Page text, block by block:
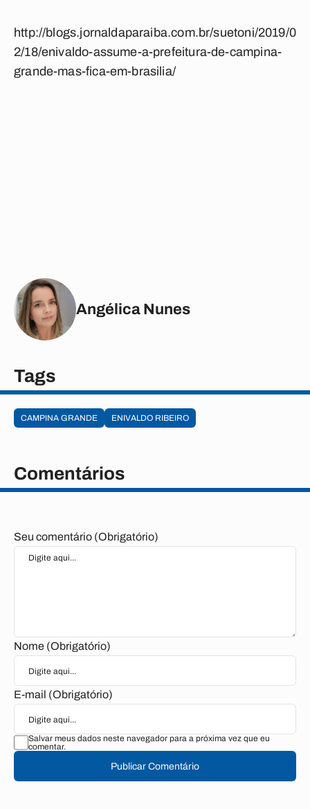
http://blogs.jornaldaparaiba.com.br/suetoni/2019/0
2/18/enivaldo-assume-a-prefeitura-de-campina-
grande-mas-fica-em-brasilia/
Angélica Nunes
Tags
CAMPINA GRANDE ENIVALDO RIBEIRO
Comentários
Seu comentário (Obrigatório)
Nome (Obrigatório)
E-mail (Obrigatório)
Salvar meus dados neste navegador para a próxima vez que eu
comentar.
Publicar Comentário